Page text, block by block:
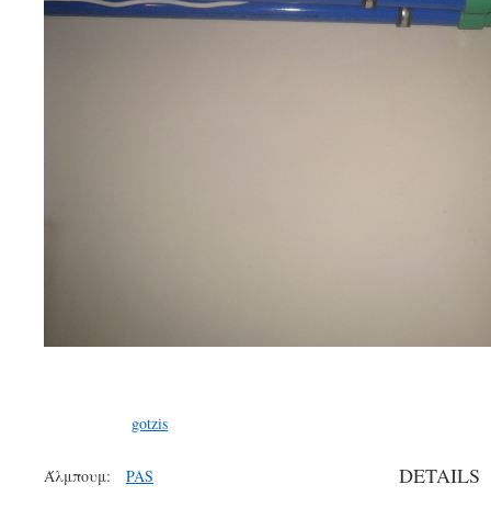
gotzis
Άλμπουμ: PAS DETAILS